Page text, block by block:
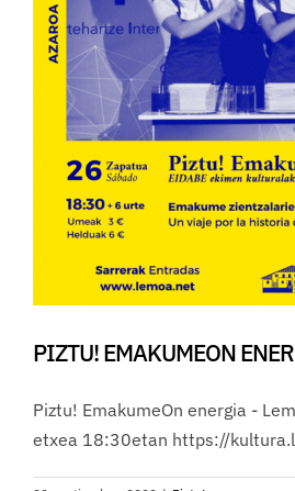
PIZTU! EMAKUMEON
Piztu! EmakumeOn energia -
etxea 18:30etan https://